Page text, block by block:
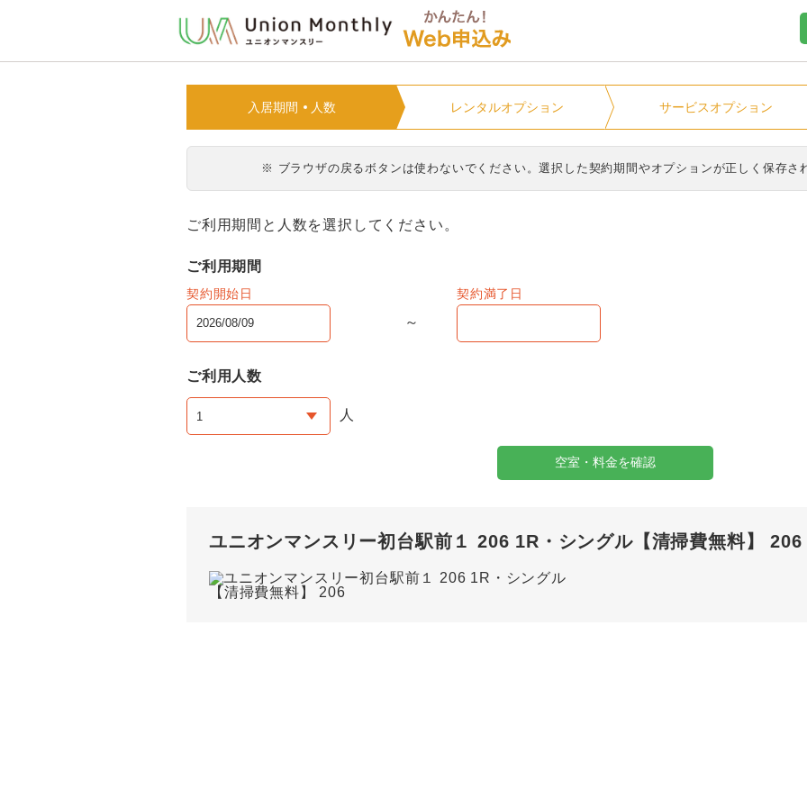
ユニオンマンスリー
入居期間 人数 レンタルオプション サービスオプション
※ ブラウザの戻るボタンは使わないでください。選択した契約期間やオプションが正しく保存さ
ご利用期間と人数を選択してください。
ご利用期間
契約開始日 契約満了日
ご利用人数
人
空室・料金を確認
ユニオンマンスリー初台駅前１ 206 1R・シングル【清掃費無料】 206